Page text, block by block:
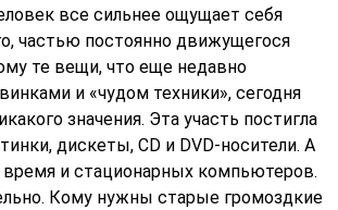
все сильнее ощущает себя
частью постоянно движущегося
те вещи, что еще недавно
и «чудом техники», сегодня
значения. Эта участь постигла
дискеты, CD и DVD-носители. А
и стационарных компьютеров.
Кому нужны старые громоздкие